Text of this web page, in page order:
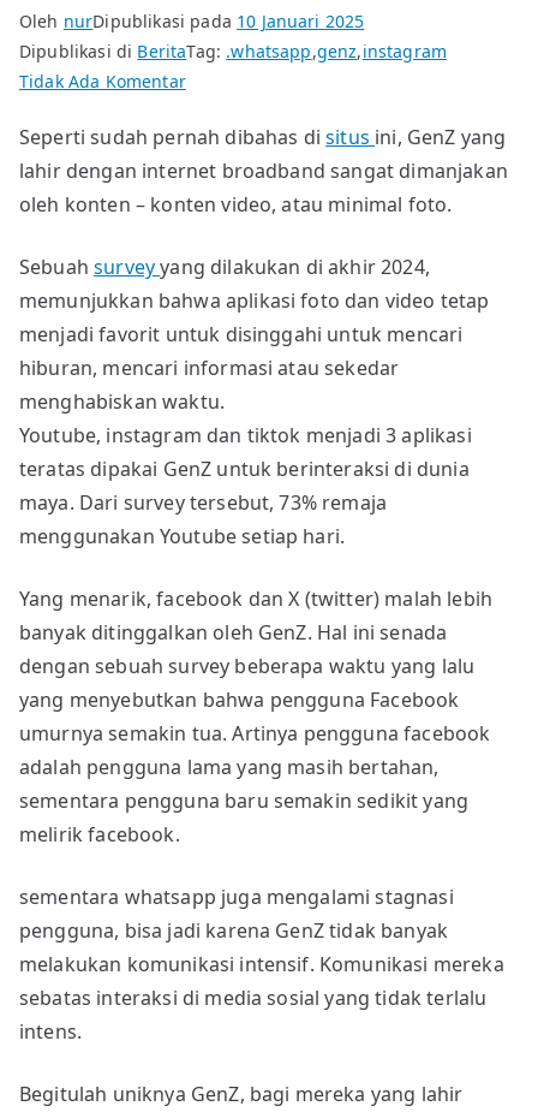
Oleh nurDipublikasi pada 10 Januari 2025
Dipublikasi di BeritaTag: .whatsapp,genz,instagram
Tidak Ada Komentarpada
video
tetap
jadi
GenZ
Seperti sudah pernah dibahas disitus ini, GenZ yang
lahir dengan internet broadband sangat dimanjakan
oleh konten – konten video, atau minimal foto.
Sebuahsurveyyang dilakukan di akhir 2024,
memunjukkan bahwa aplikasi foto dan video tetap
menjadi favorit untuk disinggahi untuk mencari
hiburan, mencari informasi atau sekedar
menghabiskan waktu.
Youtube, instagram dan tiktok menjadi 3 aplikasi
teratas dipakai GenZ untuk berinteraksi di dunia
maya. Dari survey tersebut, 73% remaja
menggunakan Youtube setiap hari.
Yang menarik, facebook dan X (twitter) malah lebih
banyak ditinggalkan oleh GenZ. Hal ini senada
dengan sebuah survey beberapa waktu yang lalu
yang menyebutkan bahwa pengguna Facebook
umurnya semakin tua. Artinya pengguna facebook
adalah pengguna lama yang masih bertahan,
sementara pengguna baru semakin sedikit yang
melirik facebook.
sementara whatsapp juga mengalami stagnasi
pengguna, bisa jadi karena GenZ tidak banyak
melakukan komunikasi intensif. Komunikasi mereka
sebatas interaksi di media sosial yang tidak terlalu
intens.
Begitulah uniknya GenZ, bagi mereka yang lahir